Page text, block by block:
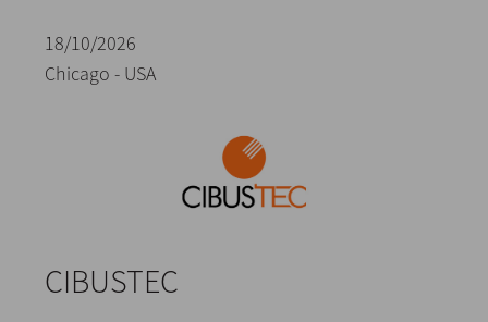
18/10/2026
Chicago - USA
CIBUSTEC